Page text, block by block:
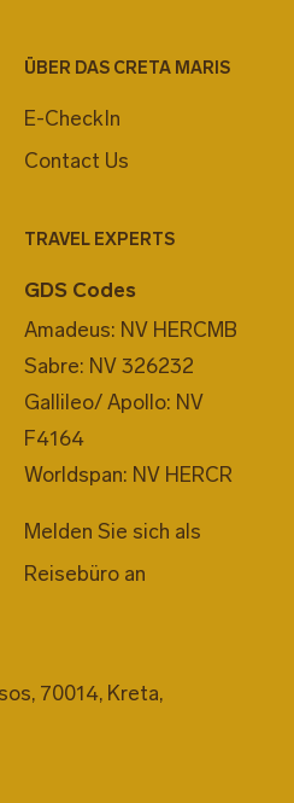
ÜBER DAS CRETA MARIS
E-CheckIn
Contact Us
TRAVEL EXPERTS
GDS Codes
Amadeus: NV HERCMB
Sabre: NV 326232
Gallileo/ Apollo: NV
F4164
Worldspan: NV HERCR
Melden Sie sich als
Reisebüro an
70014, Kreta,